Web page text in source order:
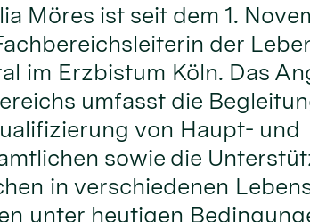
Möres ist seit dem 1.
der
im Erzbistum Köln. Das
umfasst die
von Haupt- und
sowie die
in verschiedenen
unter heutigen